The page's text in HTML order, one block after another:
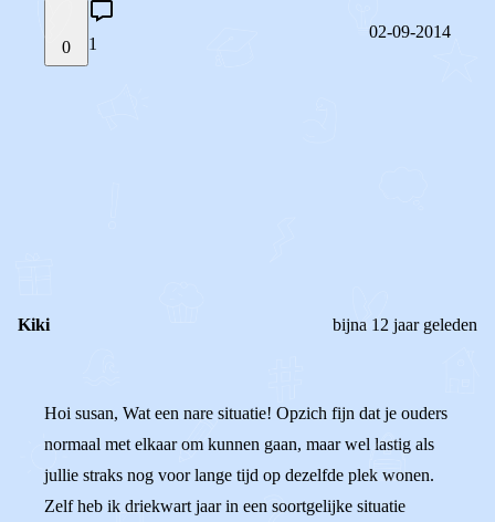
0 1
02-09-2014
Kiki bijna 12 jaar geleden
Hoi susan, Wat een nare situatie! Opzich fijn dat je ouders
normaal met elkaar om kunnen gaan, maar wel lastig als
jullie straks nog voor lange tijd op dezelfde plek wonen.
Zelf heb ik driekwart jaar in een soortgelijke situatie